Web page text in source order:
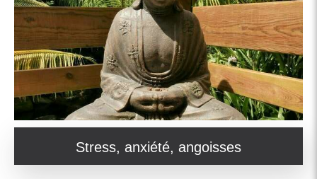
Stress, anxiété, angoisses